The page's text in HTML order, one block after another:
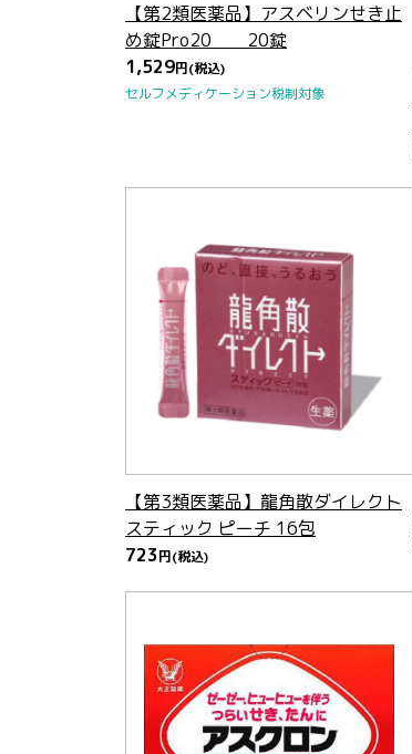
【第2類医薬品】アスベリンせき止
め錠Pro20 20錠
1,529円(税込)
セルフメディケーション税制対象
【第3類医薬品】龍角散ダイレクト
スティック ピーチ 16包
723円(税込)